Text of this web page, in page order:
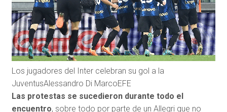
Los jugadores del Inter celebran su gol a la
JuventusAlessandro Di MarcoEFE
Las protestas se sucedieron durante todo el
encuentro, sobre todo por parte de un Allegri que no